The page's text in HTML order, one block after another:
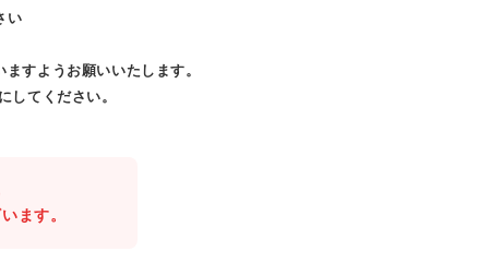
い
すようお願いいたします。
してください。
ます。